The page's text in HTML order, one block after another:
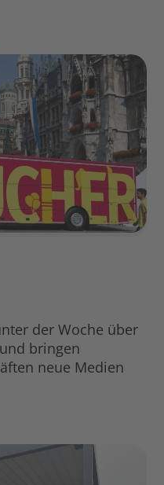
der Woche über
bringen
neue Medien